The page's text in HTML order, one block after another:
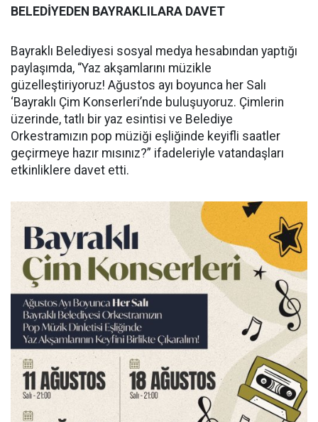
BELEDİYEDEN BAYRAKLILARA DAVET
Bayraklı Belediyesi sosyal medya hesabından yaptığı
paylaşımda, “Yaz akşamlarını müzikle
güzelleştiriyoruz! Ağustos ayı boyunca her Salı
‘Bayraklı Çim Konserleri’nde buluşuyoruz. Çimlerin
üzerinde, tatlı bir yaz esintisi ve Belediye
Orkestramızın pop müziği eşliğinde keyifli saatler
geçirmeye hazır mısınız?” ifadeleriyle vatandaşları
etkinliklere davet etti.